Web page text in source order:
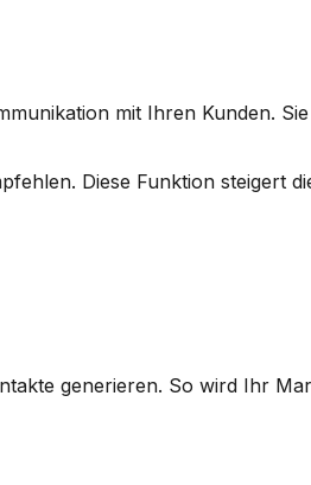
mit Ihren Kunden.
Diese Funktion steigert
generieren. So wird Ihr